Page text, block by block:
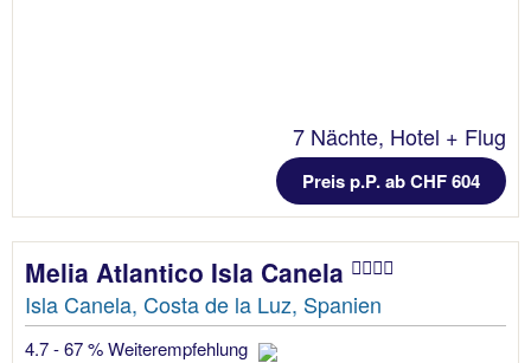
7 Nächte, Hotel + Flug
Preis p.P. ab CHF 604
Melia Atlantico Isla Canela
Isla Canela, Costa de la Luz, Spanien
4.7 - 67 % Weiterempfehlung